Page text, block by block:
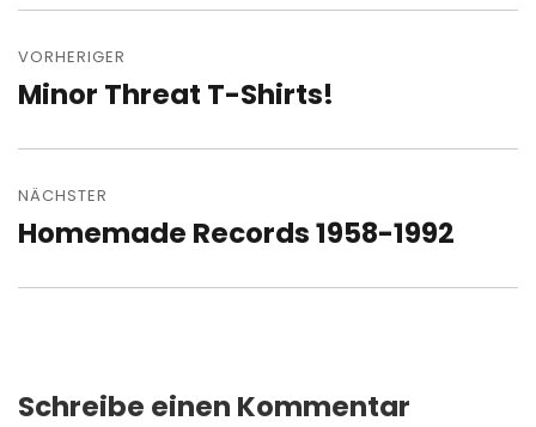
VORHERIGER
Vorheriger
Minor Threat T-Shirts!
NÄCHSTER
Nächster
Homemade Records 1958-1992
Schreibe einen Kommentar